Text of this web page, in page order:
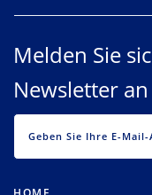
Melden Sie
Newsletter an